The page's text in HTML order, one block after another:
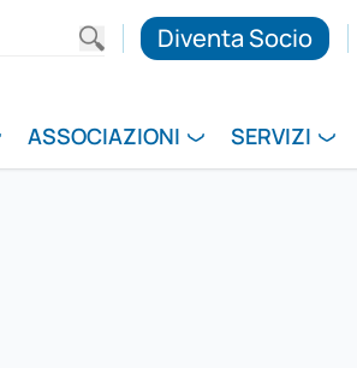
Diventa Socio
ASSOCIAZIONI SERVIZI